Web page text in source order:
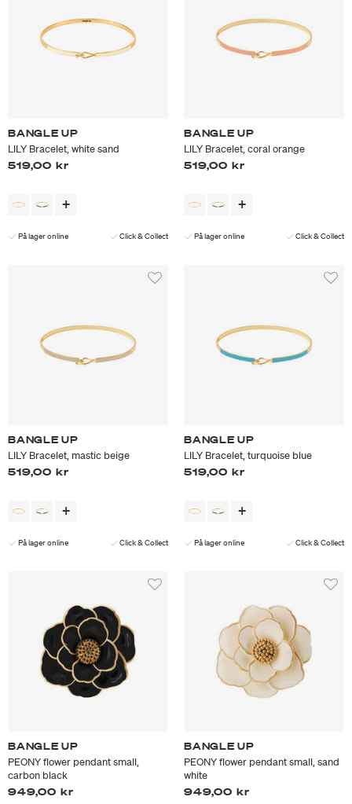
BANGLE UP
LILY Bracelet, white sand
519,00 kr
På lager online Click & Collect
BANGLE UP
LILY Bracelet, coral orange
519,00 kr
På lager online Click & Collect
BANGLE UP
LILY Bracelet, mastic beige
519,00 kr
På lager online Click & Collect
BANGLE UP
LILY Bracelet, turquoise blue
519,00 kr
På lager online Click & Collect
BANGLE UP
PEONY flower pendant small,
carbon black
949,00 kr
BANGLE UP
PEONY flower pendant small, sand
white
949,00 kr